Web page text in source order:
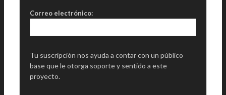
Correo electrónico:
Tu suscripción nos ayuda a contar con un público
base que le otorga soporte y sentido a este
proyecto.